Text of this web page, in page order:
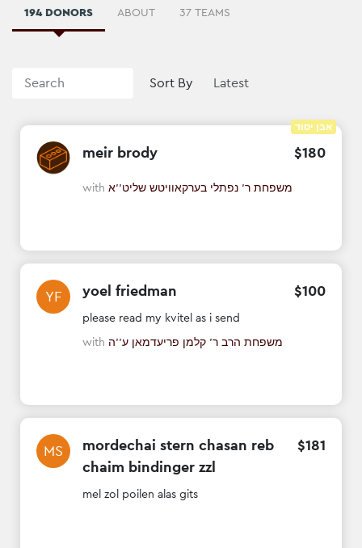
194 DONORS ABOUT 37 TEAMS
Sort By
meir brody $180
with משפחת ר' נפתלי בערקאוויטש שליט''א
אבן יסוד
YF yoel friedman $100
please read my kvitel as i send
with משפחת הרב ר' קלמן פריעדמאן ע''ה
MS
mordechai stern chasan reb
chaim bindinger zzl
$181
mel zol poilen alas gits